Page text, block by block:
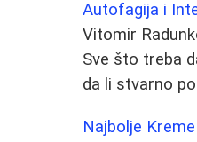
Autofagija i
Vitomir
Sve što treba
da li stvarno
Najbolje